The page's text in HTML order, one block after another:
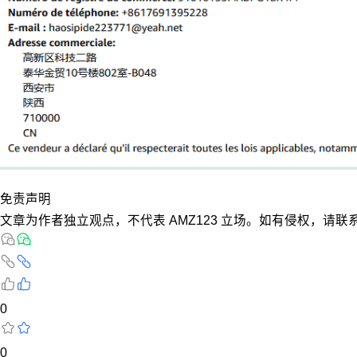
免责声明
文章为作者独立观点，不代表 AMZ123 立场。如有侵权，请联
0
0